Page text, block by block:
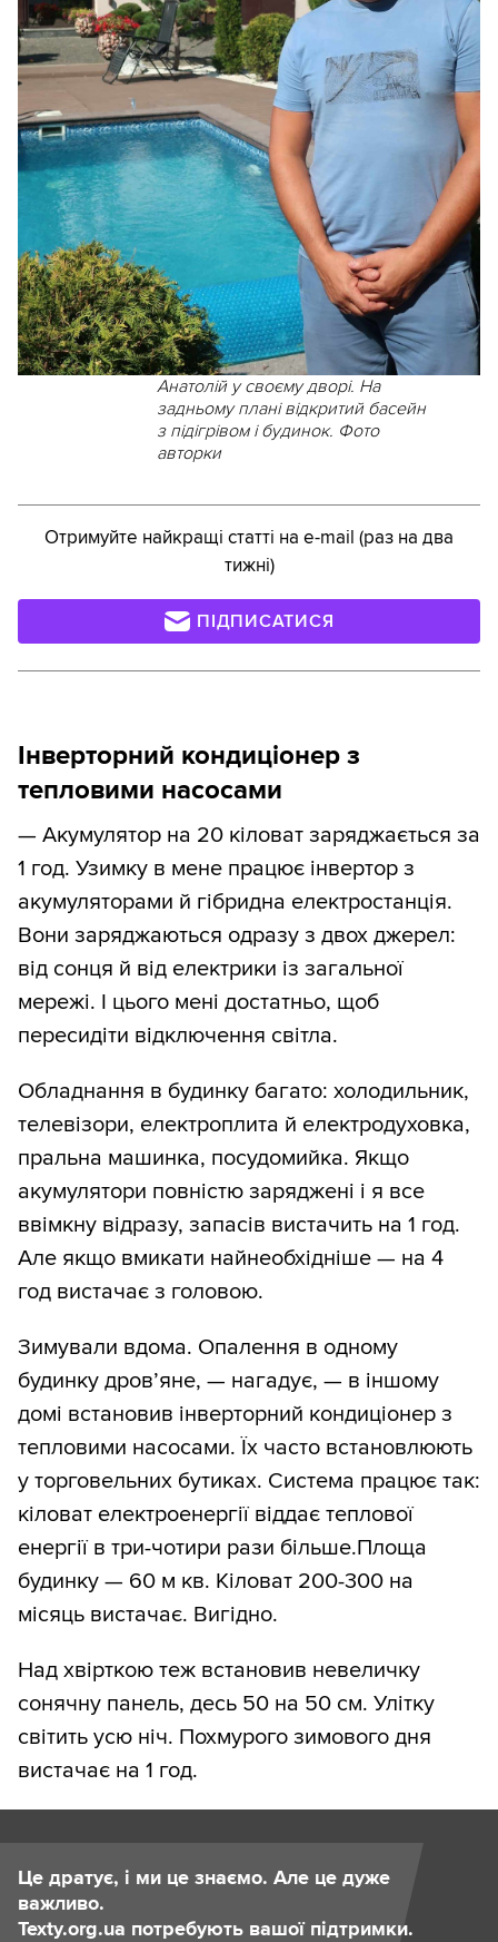
Анатолій у своєму дворі. На
задньому плані відкритий басейн
з підігрівом і будинок. Фото
авторки
Отримуйте найкращі статті на e-mail (раз на два
тижні)
ПІДПИСАТИСЯ
Інверторний кондиціонер з
тепловими насосами
— Акумулятор на 20 кіловат заряджається за
1 год. Узимку в мене працює інвертор з
акумуляторами й гібридна електростанція.
Вони заряджаються одразу з двох джерел:
від сонця й від електрики із загальної
мережі. І цього мені достатньо, щоб
пересидіти відключення світла.
Обладнання в будинку багато: холодильник,
телевізори, електроплита й електродуховка,
пральна машинка, посудомийка. Якщо
акумулятори повністю заряджені і я все
ввімкну відразу, запасів вистачить на 1 год.
Але якщо вмикати найнеобхідніше — на 4
год вистачає з головою.
Зимували вдома. Опалення в одному
будинку дров’яне, — нагадує, — в іншому
домі встановив інверторний кондиціонер з
тепловими насосами. Їх часто встановлюють
у торговельних бутиках. Система працює так:
кіловат електроенергії віддає теплової
енергії в три-чотири рази більше.Площа
будинку — 60 м кв. Кіловат 200-300 на
місяць вистачає. Вигідно.
Над хвірткою теж встановив невеличку
сонячну панель, десь 50 на 50 см. Улітку
світить усю ніч. Похмурого зимового дня
вистачає на 1 год.
Це дратує, і ми це знаємо. Але це дуже
важливо.
Texty.org.ua потребують вашої підтримки.